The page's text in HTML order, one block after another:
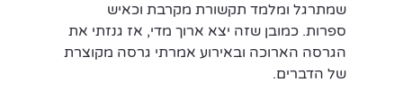
שמתרגל ומלמד תקשורת מקרבת וכאיש
ספרות. כמובן שזה יצא ארוך מדי, אז גנזתי את
הגרסה הארוכה ובאירוע אמרתי גרסה מקוצרת
של הדברים.